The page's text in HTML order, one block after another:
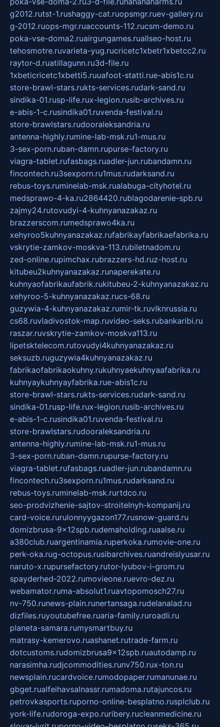
g2012.rutst-1.rushaggy-cat.ruopsmgr.ruev-gallery.ru
g-2012.ruops-mgr.ruaccounts-112.rucsm-demo.ru
poka-vse-doma2.ruairgungames.ruallseo-host.ru
tehosmotre.ruvarieta-yug.rucricetc1xbetr1xbetcc2.ru
raytor-d.ruatillagunn.ru3d-file.ru
1xbeticricetc1xbetti5.ruuafoot-statti.rue-abis1c.ru
store-brawl-stars.rukts-services.rudark-sand.ru
sindika-01.rusp-life.rux-legion.rusib-archives.ru
e-abis-1-c.rusindika01.ruvenda-festival.ru
store-brawlstars.rudooraleksandria.ru
antenna-highly.rumine-lab-msk.ru1-mus.ru
3-sex-porn.ruban-damn.rupurse-factory.ru
viagra-tablet.rufasbags.ruadler-jun.rubandamn.ru
fincontech.ru3sexporn.ru1mus.rudarksand.ru
rebus-toys.ruminelab-msk.rualabuga-cityhotel.ru
medsprawo-4-ka.ru2864420.rublagodarenie-spb.ru
zajmy24.rutovudyi-4-kuhnyanazakaz.ru
brazzerscom.rumedsprawo4ka.ru
xehyroo5kuhnyanazakaz.rufabrikayfabrikaefabrika.ru
vskrytie-zamkov-moskva-113.rubiletnadom.ru
zed-online.rupimchax.rubrazzers-hd.ruz-host.ru
kitubeu2kuhnyanazakaz.runaperekate.ru
kuhnyaofabrikaufabrik.rukitubeu-2-kuhnyanazakaz.ru
xehyroo-5-kuhnyanazakaz.rucs-68.ru
guzywia-4-kuhnyanazakaz.rumir-tk.ruvlknrussia.ru
cs68.ruvladivostok-map.ruvideo-seks.rubankaribi.ru
raszar.ruvskrytie-zamkov-moskva113.ru
lipetsktelecom.rutovudyi4kuhnyanazakaz.ru
seksuzb.ruguzywia4kuhnyanazakaz.ru
fabrikaofabrikaokuhny.rukuhnyaekuhnyaafabrika.ru
kuhnyaykuhnyayfabrika.rue-abis1c.ru
store-brawl-stars.rukts-services.rudark-sand.ru
sindika-01.rusp-life.rux-legion.rusib-archives.ru
e-abis-1-c.rusindika01.ruvenda-festival.ru
store-brawlstars.rudooraleksandria.ru
antenna-highly.rumine-lab-msk.ru1-mus.ru
3-sex-porn.ruban-damn.rupurse-factory.ru
viagra-tablet.rufasbags.ruadler-jun.rubandamn.ru
fincontech.ru3sexporn.ru1mus.rudarksand.ru
rebus-toys.ruminelab-msk.rurtdco.ru
seo-prodvizhenie-sajtov-stroitelnyh-kompanij.ru
card-voice.rurulonnyygazon177.rusnow-guard.ru
domizbrusa-9x12spb.rudemaholding.ruaalse.ru
a380club.ruargentinamia.ruperkoka.rumovie-one.ru
perk-oka.rug-octopus.rusibarchives.ruandreislyusar.ru
naruto-x.rupursefactory.rutor-lyubov-i-grom.ru
spayderhed-2022.rumovieone.ruevro-dez.ru
webamator.ruma-absolut1.ruavtopomosch27.ru
nv-750.runews-plain.runertansaga.rudelanalad.ru
dizfiles.ruyoutubefree.ruaria-family.ruroadli.ru
planeta-samara.rumysmartbuy.ru
matrasy-kemerovo.ruashanet.rutrade-farm.ru
dotcustoms.rudomizbrusa9x12spb.ruautodamp.ru
narasimha.rudjcommodities.runv750.rux-ton.ru
newsplain.rucardvoice.rumodopaper.rumanunae.ru
gbget.rualfeihavsalnassr.rumadoma.rutajuncos.ru
petrovkasports.ruporno-online-besplatno.rusplclub.ru
york-life.rudoroga-expo.ruribery.rucleanmedicine.ru